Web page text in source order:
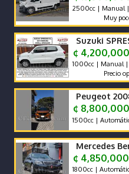
2500cc | Manual |
Muy poco
Suzuki
¢ 4,200,000
1000cc | Manual |
Precio
Peugeot
¢ 8,800,000
1500cc |
Mercedes
¢ 4,850,000
1800cc |